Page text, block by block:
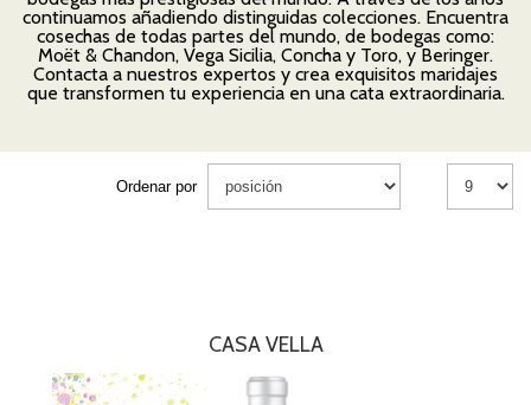
continuamos añadiendo distinguidas colecciones. Encuentra
cosechas de todas partes del mundo, de bodegas como:
Moët & Chandon, Vega Sicilia, Concha y Toro, y Beringer.
Contacta a nuestros expertos y crea exquisitos maridajes
que transformen tu experiencia en una cata extraordinaria.
Ordenar por
CASA VELLA